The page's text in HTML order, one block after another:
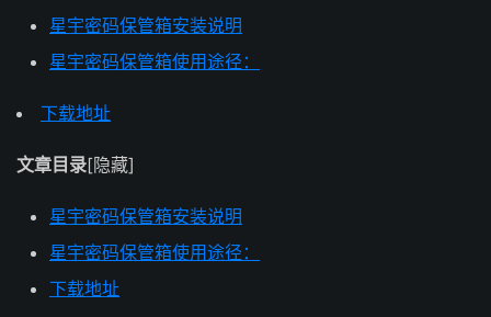
星宇密码保管箱安装说明
星宇密码保管箱使用途径：
下载地址
文章目录[隐藏]
星宇密码保管箱安装说明
星宇密码保管箱使用途径：
下载地址